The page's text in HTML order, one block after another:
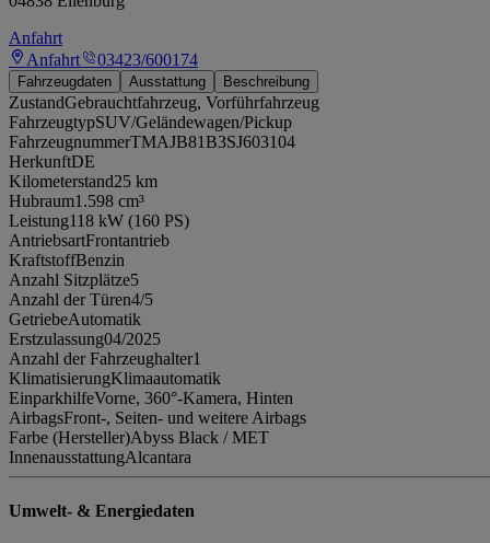
Anfahrt
Anfahrt
03423/600174
Fahrzeugdaten Ausstattung Beschreibung
ZustandGebrauchtfahrzeug, Vorführfahrzeug
FahrzeugtypSUV/Geländewagen/Pickup
FahrzeugnummerTMAJB81B3SJ603104
HerkunftDE
Kilometerstand25 km
Hubraum1.598 cm³
Leistung118 kW (160 PS)
AntriebsartFrontantrieb
KraftstoffBenzin
Anzahl Sitzplätze5
Anzahl der Türen4/5
GetriebeAutomatik
Erstzulassung04/2025
Anzahl der Fahrzeughalter1
KlimatisierungKlimaautomatik
EinparkhilfeVorne, 360°-Kamera, Hinten
AirbagsFront-, Seiten- und weitere Airbags
Farbe (Hersteller)Abyss Black / MET
InnenausstattungAlcantara
Umwelt- & Energiedaten